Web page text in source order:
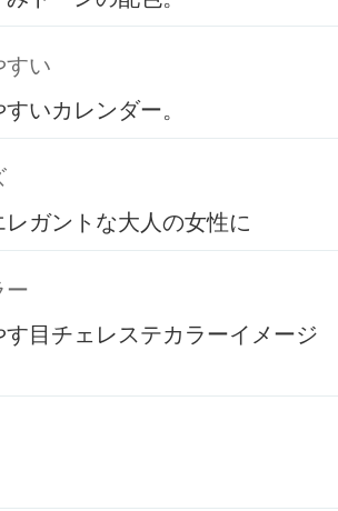
すい
いカレンダー。
ガントな大人の女性に
ー
す目チェレステカラーイメージ